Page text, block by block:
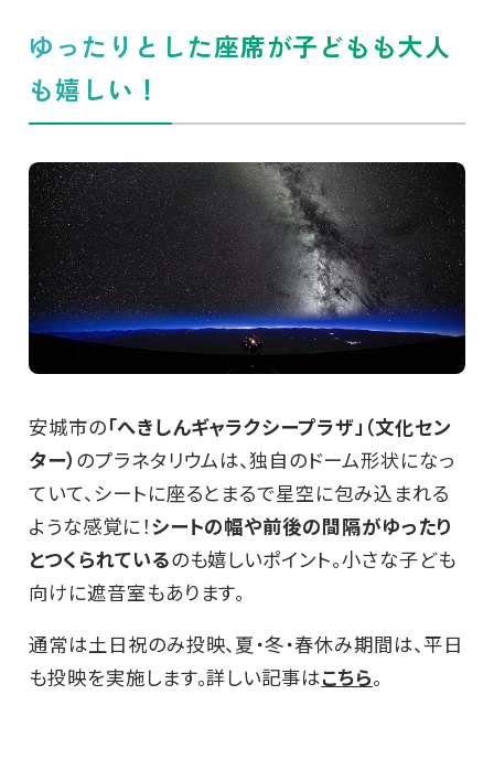
ゆったりとした座席が子どもも大人
も嬉しい！
安城市の「へきしんギャラクシープラザ」（文化セン
ター） のプラネタリウムは、独自のドーム形状になっ
ていて、シートに座るとまるで星空に包み込まれる
ような感覚に！シートの幅や前後の間隔がゆったり
とつくられているのも嬉しいポイント。小さな子ども
向けに遮音室もあります。
通常は土日祝のみ投映、夏・冬・春休み期間は、平日
も投映を実施します。詳しい記事はこちら。